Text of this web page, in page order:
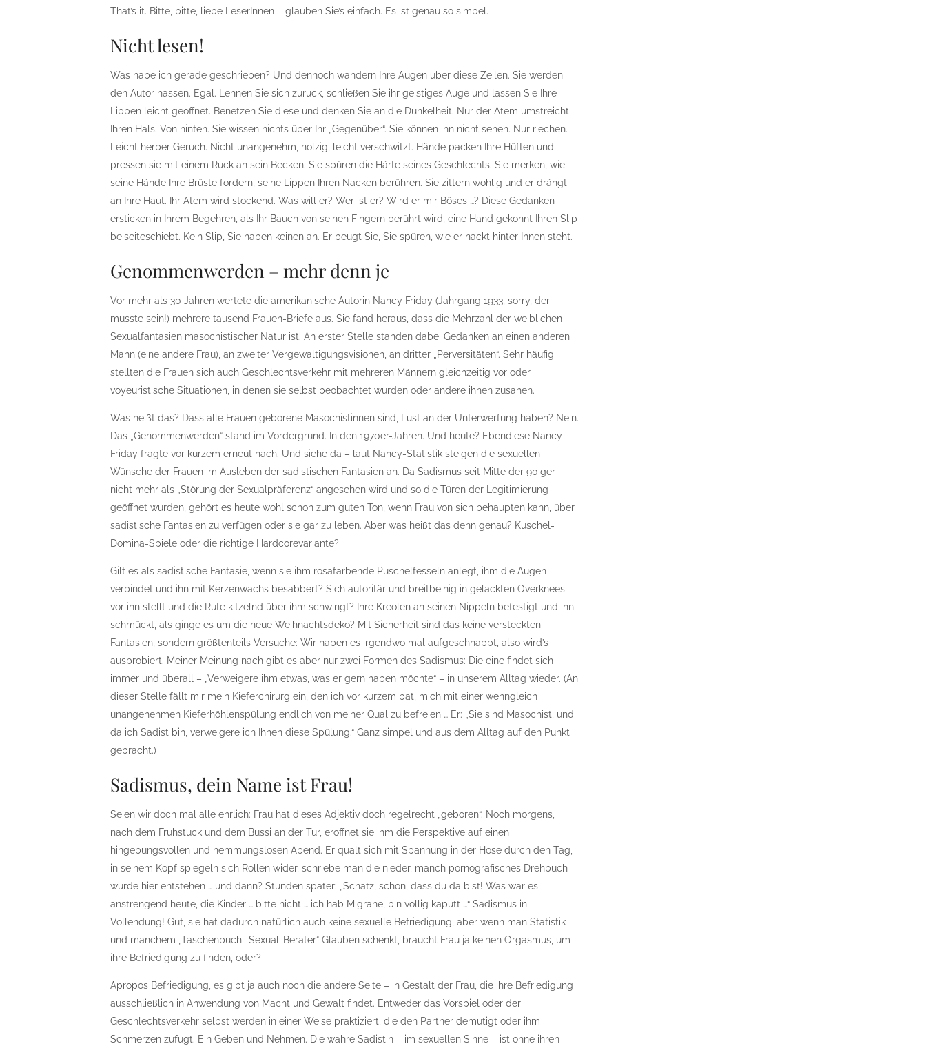
That’s it. Bitte, bitte, liebe LeserInnen – glauben Sie’s einfach. Es ist genau so simpel.
Nicht lesen!
Was habe ich gerade geschrieben? Und dennoch wandern Ihre Augen über diese Zeilen. Sie werden
den Autor hassen. Egal. Lehnen Sie sich zurück, schließen Sie ihr geistiges Auge und lassen Sie Ihre
Lippen leicht geöffnet. Benetzen Sie diese und denken Sie an die Dunkelheit. Nur der Atem umstreicht
Ihren Hals. Von hinten. Sie wissen nichts über Ihr „Gegenüber“. Sie können ihn nicht sehen. Nur riechen.
Leicht herber Geruch. Nicht unangenehm, holzig, leicht verschwitzt. Hände packen Ihre Hüften und
pressen sie mit einem Ruck an sein Becken. Sie spüren die Härte seines Geschlechts. Sie merken, wie
seine Hände Ihre Brüste fordern, seine Lippen Ihren Nacken berühren. Sie zittern wohlig und er drängt
an Ihre Haut. Ihr Atem wird stockend. Was will er? Wer ist er? Wird er mir Böses …? Diese Gedanken
ersticken in Ihrem Begehren, als Ihr Bauch von seinen Fingern berührt wird, eine Hand gekonnt Ihren Slip
beiseiteschiebt. Kein Slip, Sie haben keinen an. Er beugt Sie, Sie spüren, wie er nackt hinter Ihnen steht.
Genommenwerden – mehr denn je
Vor mehr als 30 Jahren wertete die amerikanische Autorin Nancy Friday (Jahrgang 1933, sorry, der
musste sein!) mehrere tausend Frauen-Briefe aus. Sie fand heraus, dass die Mehrzahl der weiblichen
Sexualfantasien masochistischer Natur ist. An erster Stelle standen dabei Gedanken an einen anderen
Mann (eine andere Frau), an zweiter Vergewaltigungsvisionen, an dritter „Perversitäten“. Sehr häufig
stellten die Frauen sich auch Geschlechtsverkehr mit mehreren Männern gleichzeitig vor oder
voyeuristische Situationen, in denen sie selbst beobachtet wurden oder andere ihnen zusahen.
Was heißt das? Dass alle Frauen geborene Masochistinnen sind, Lust an der Unterwerfung haben? Nein.
Das „Genommenwerden“ stand im Vordergrund. In den 1970er-Jahren. Und heute? Ebendiese Nancy
Friday fragte vor kurzem erneut nach. Und siehe da – laut Nancy-Statistik steigen die sexuellen
Wünsche der Frauen im Ausleben der sadistischen Fantasien an. Da Sadismus seit Mitte der 90iger
nicht mehr als „Störung der Sexualpräferenz“ angesehen wird und so die Türen der Legitimierung
geöffnet wurden, gehört es heute wohl schon zum guten Ton, wenn Frau von sich behaupten kann, über
sadistische Fantasien zu verfügen oder sie gar zu leben. Aber was heißt das denn genau? Kuschel-
Domina-Spiele oder die richtige Hardcorevariante?
Gilt es als sadistische Fantasie, wenn sie ihm rosafarbende Puschelfesseln anlegt, ihm die Augen
verbindet und ihn mit Kerzenwachs besabbert? Sich autoritär und breitbeinig in gelackten Overknees
vor ihn stellt und die Rute kitzelnd über ihm schwingt? Ihre Kreolen an seinen Nippeln befestigt und ihn
schmückt, als ginge es um die neue Weihnachtsdeko? Mit Sicherheit sind das keine versteckten
Fantasien, sondern größtenteils Versuche: Wir haben es irgendwo mal aufgeschnappt, also wird’s
ausprobiert. Meiner Meinung nach gibt es aber nur zwei Formen des Sadismus: Die eine findet sich
immer und überall – „Verweigere ihm etwas, was er gern haben möchte“ – in unserem Alltag wieder. (An
dieser Stelle fällt mir mein Kieferchirurg ein, den ich vor kurzem bat, mich mit einer wenngleich
unangenehmen Kieferhöhlenspülung endlich von meiner Qual zu befreien … Er: „Sie sind Masochist, und
da ich Sadist bin, verweigere ich Ihnen diese Spülung.“ Ganz simpel und aus dem Alltag auf den Punkt
gebracht.)
Sadismus, dein Name ist Frau!
Seien wir doch mal alle ehrlich: Frau hat dieses Adjektiv doch regelrecht „geboren“. Noch morgens,
nach dem Frühstück und dem Bussi an der Tür, eröffnet sie ihm die Perspektive auf einen
hingebungsvollen und hemmungslosen Abend. Er quält sich mit Spannung in der Hose durch den Tag,
in seinem Kopf spiegeln sich Rollen wider, schriebe man die nieder, manch pornografisches Drehbuch
würde hier entstehen … und dann? Stunden später: „Schatz, schön, dass du da bist! Was war es
anstrengend heute, die Kinder … bitte nicht … ich hab Migräne, bin völlig kaputt …“ Sadismus in
Vollendung! Gut, sie hat dadurch natürlich auch keine sexuelle Befriedigung, aber wenn man Statistik
und manchem „Taschenbuch- Sexual-Berater“ Glauben schenkt, braucht Frau ja keinen Orgasmus, um
ihre Befriedigung zu finden, oder?
Apropos Befriedigung, es gibt ja auch noch die andere Seite – in Gestalt der Frau, die ihre Befriedigung
ausschließlich in Anwendung von Macht und Gewalt findet. Entweder das Vorspiel oder der
Geschlechtsverkehr selbst werden in einer Weise praktiziert, die den Partner demütigt oder ihm
Schmerzen zufügt. Ein Geben und Nehmen. Die wahre Sadistin – im sexuellen Sinne – ist ohne ihren